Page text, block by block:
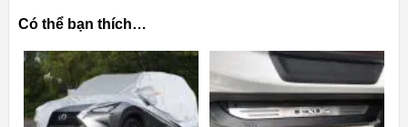
Có thể bạn thích…